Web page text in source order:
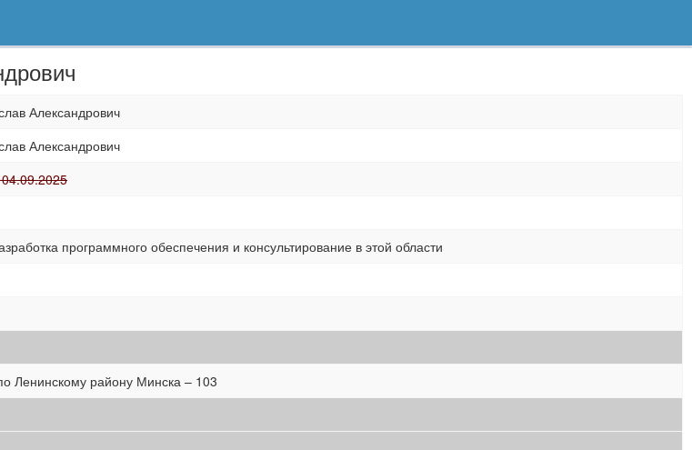
Александрович
Александрович
программного обеспечения и консультирование в этой области
Ленинскому району Минска – 103